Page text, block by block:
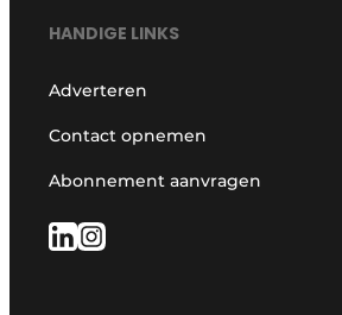
HANDIGE LINKS
Adverteren
Contact opnemen
Abonnement aanvragen